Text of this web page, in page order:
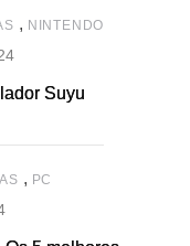
, NINTENDO
Suyu
, PC